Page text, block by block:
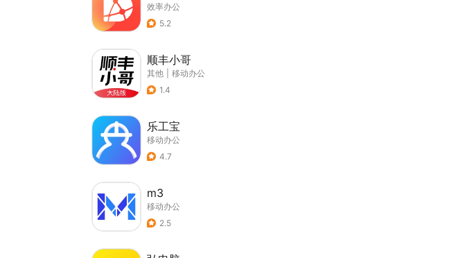
效率办公
5.2
顺丰小哥
其他
移动办公
1.4
乐工宝
移动办公
4.7
m3
移动办公
2.5